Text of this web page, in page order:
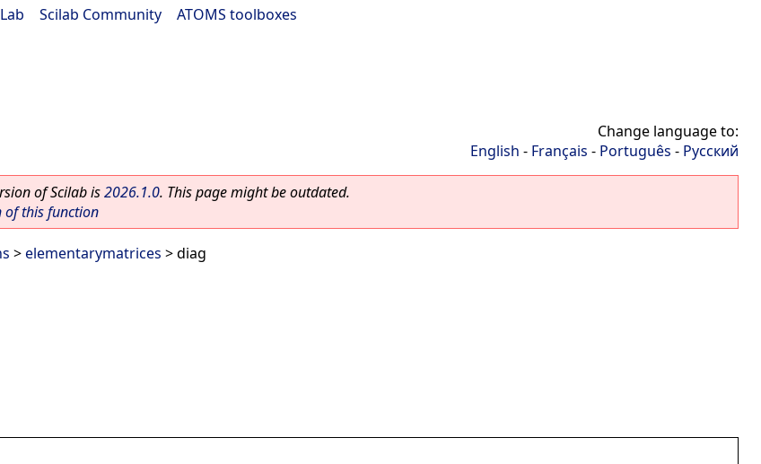
Scilab Community ATOMS toolboxes
Change language to:
English - Français - Português - Русский
of Scilab is2026.1.0. This page might be outdated.
of this function
>elementarymatrices > diag